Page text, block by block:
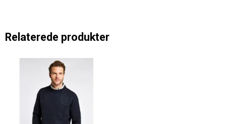
Relaterede produkter